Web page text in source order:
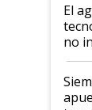
El
no